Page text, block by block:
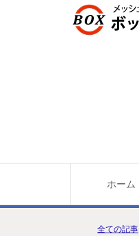
ホーム
全ての記事